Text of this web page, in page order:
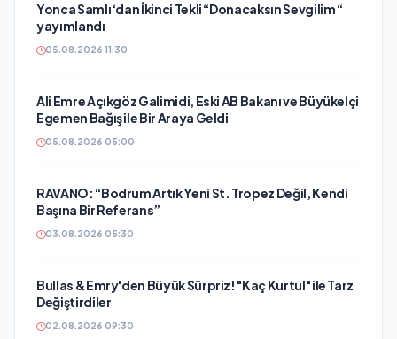
Yonca Samlı ‘dan İkinci Tekli “Donacaksın Sevgilim “
yayımlandı
05.08.2026 11:30
Ali Emre Açıkgöz Galimidi, Eski AB Bakanı ve Büyükelçi
Egemen Bağış ile Bir Araya Geldi
05.08.2026 05:00
RAVANO: “Bodrum Artık Yeni St. Tropez Değil, Kendi
Başına Bir Referans”
03.08.2026 05:30
Bullas & Emry'den Büyük Sürpriz! "Kaç Kurtul" ile Tarz
Değiştirdiler
02.08.2026 09:30